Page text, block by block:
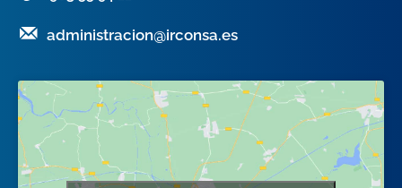
administracion@irconsa.es